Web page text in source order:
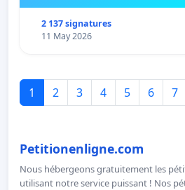
2 137 signatures
11 May 2026
1 2 3 4 5 6 7
Petitionenligne.com
Nous hébergeons gratuitement les
utilisant notre service puissant ! Nos